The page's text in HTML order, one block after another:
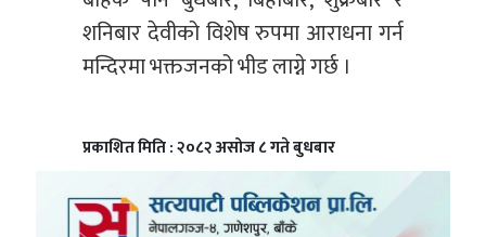
शनिबार देवीको विशेष रुपमा आराधना गर्न
मन्दिरमा भक्तजनको भीड लाग्ने गर्छ ।
प्रकाशित मिति : २०८२ असोज ८ गते बुधबार